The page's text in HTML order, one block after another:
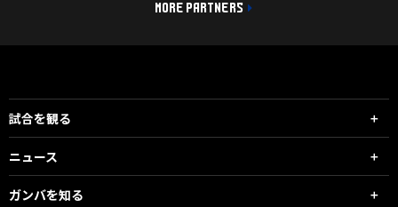
MORE PARTNERS
試合を観る
ニュース
ガンバを知る